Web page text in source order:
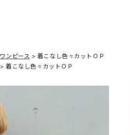
ンピース
着こなし色々カットＯＰ
着こなし色々カットＯＰ